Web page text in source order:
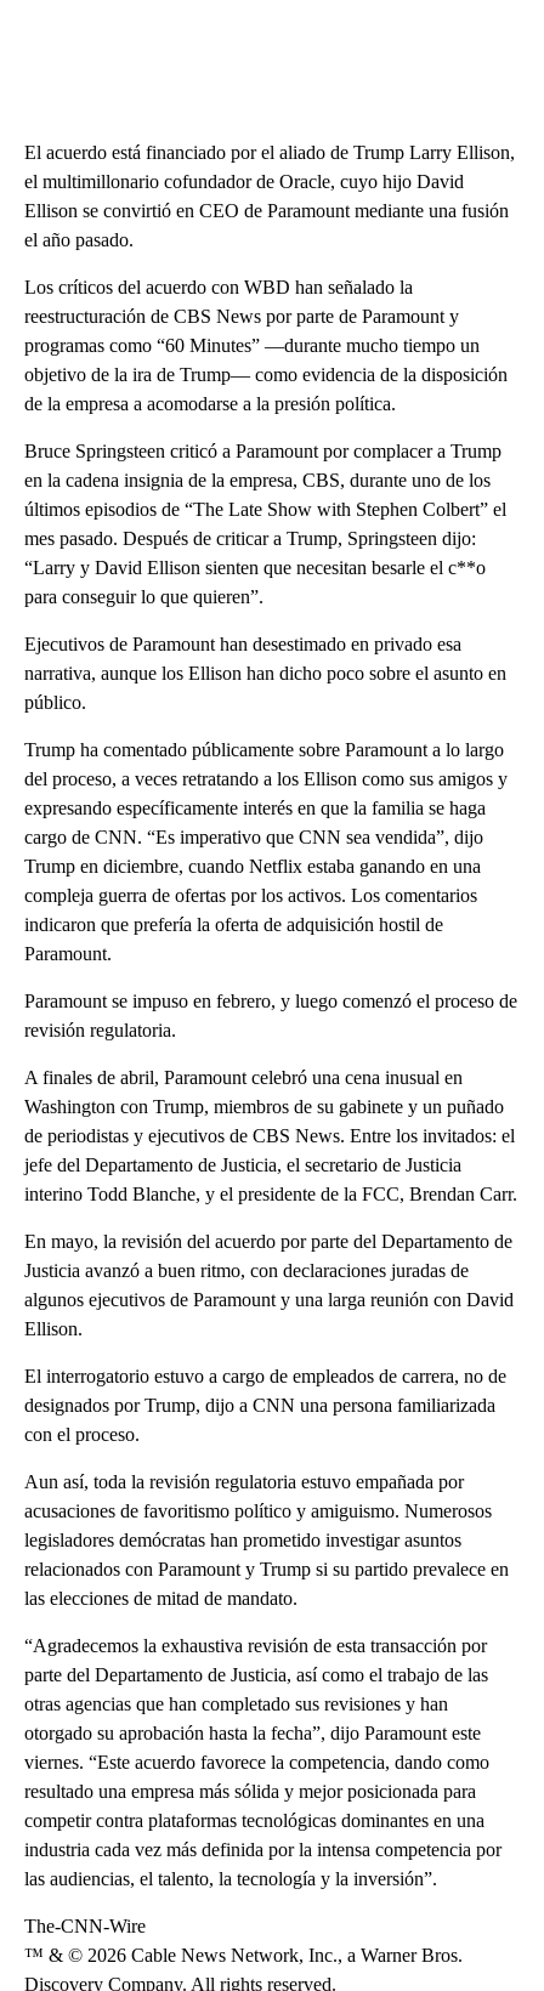
El acuerdo está financiado por el aliado de Trump Larry Ellison,
el multimillonario cofundador de Oracle, cuyo hijo David
Ellison se convirtió en CEO de Paramount mediante una fusión
el año pasado.
Los críticos del acuerdo con WBD han señalado la
reestructuración de CBS News por parte de Paramount y
programas como “60 Minutes” —durante mucho tiempo un
objetivo de la ira de Trump— como evidencia de la disposición
de la empresa a acomodarse a la presión política.
Bruce Springsteen criticó a Paramount por complacer a Trump
en la cadena insignia de la empresa, CBS, durante uno de los
últimos episodios de “The Late Show with Stephen Colbert” el
mes pasado. Después de criticar a Trump, Springsteen dijo:
“Larry y David Ellison sienten que necesitan besarle el c**o
para conseguir lo que quieren”.
Ejecutivos de Paramount han desestimado en privado esa
narrativa, aunque los Ellison han dicho poco sobre el asunto en
público.
Trump ha comentado públicamente sobre Paramount a lo largo
del proceso, a veces retratando a los Ellison como sus amigos y
expresando específicamente interés en que la familia se haga
cargo de CNN. “Es imperativo que CNN sea vendida”, dijo
Trump en diciembre, cuando Netflix estaba ganando en una
compleja guerra de ofertas por los activos. Los comentarios
indicaron que prefería la oferta de adquisición hostil de
Paramount.
Paramount se impuso en febrero, y luego comenzó el proceso de
revisión regulatoria.
A finales de abril, Paramount celebró una cena inusual en
Washington con Trump, miembros de su gabinete y un puñado
de periodistas y ejecutivos de CBS News. Entre los invitados: el
jefe del Departamento de Justicia, el secretario de Justicia
interino Todd Blanche, y el presidente de la FCC, Brendan Carr.
En mayo, la revisión del acuerdo por parte del Departamento de
Justicia avanzó a buen ritmo, con declaraciones juradas de
algunos ejecutivos de Paramount y una larga reunión con David
Ellison.
El interrogatorio estuvo a cargo de empleados de carrera, no de
designados por Trump, dijo a CNN una persona familiarizada
con el proceso.
Aun así, toda la revisión regulatoria estuvo empañada por
acusaciones de favoritismo político y amiguismo. Numerosos
legisladores demócratas han prometido investigar asuntos
relacionados con Paramount y Trump si su partido prevalece en
las elecciones de mitad de mandato.
“Agradecemos la exhaustiva revisión de esta transacción por
parte del Departamento de Justicia, así como el trabajo de las
otras agencias que han completado sus revisiones y han
otorgado su aprobación hasta la fecha”, dijo Paramount este
viernes. “Este acuerdo favorece la competencia, dando como
resultado una empresa más sólida y mejor posicionada para
competir contra plataformas tecnológicas dominantes en una
industria cada vez más definida por la intensa competencia por
las audiencias, el talento, la tecnología y la inversión”.
The-CNN-Wire
™ & © 2026 Cable News Network, Inc., a Warner Bros.
Discovery Company. All rights reserved.